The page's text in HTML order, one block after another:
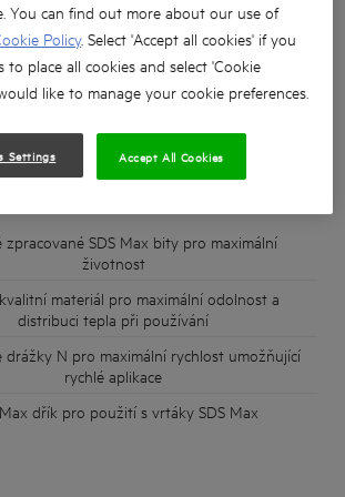
zpracované SDS Max bity pro maximální
životnost
materiál pro maximální odolnost a
distribuci tepla při používání
drážky N pro maximální rychlost umožňující
rychlé aplikace
dřík pro použití s vrtáky SDS Max
You can find out more about our use of
Policy. Select 'Accept all cookies' if you
to place all cookies and select 'Cookie
like to manage your cookie preferences.
Settings Accept All Cookies